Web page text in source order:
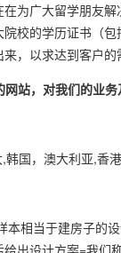
广大留学朋友解
校的学历证书（
，以求达到客户的
站，对我们的业
国，澳大利亚,香
相当于建房子